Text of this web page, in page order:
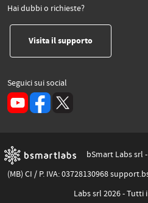
Hai dubbi o richieste?
Visita il supporto(si apre in
Seguici sui social
(si apre in
bSmart Labs srl
(MB) CI / P. IVA: 03728130968
Labs srl 2026 -